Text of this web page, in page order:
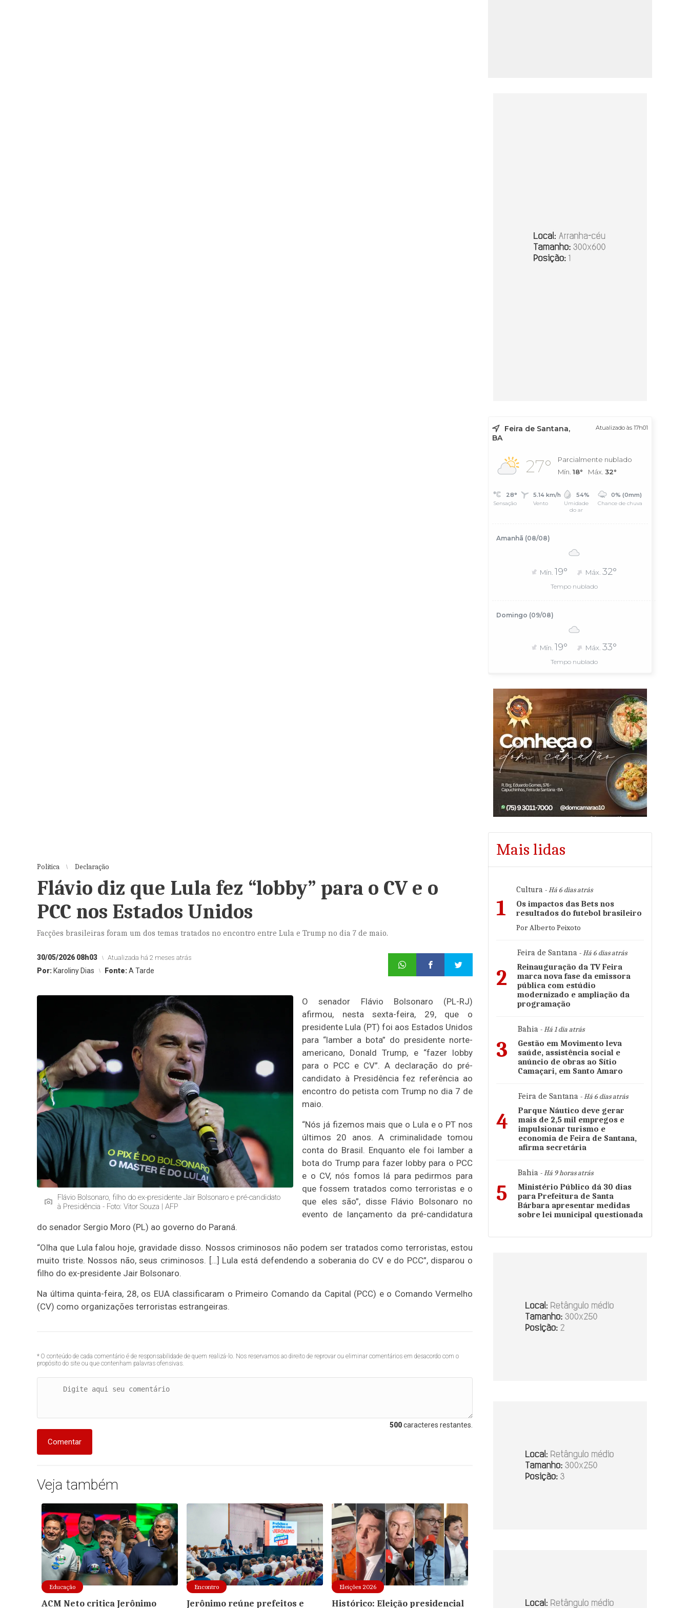
Política Declaração
Flávio diz que Lula fez “lobby” para o CV e o
PCC nos Estados Unidos
Facções brasileiras foram um dos temas tratados no encontro entre Lula e Trump no dia 7 de maio.
30/05/2026 08h03 Atualizada há 2 meses atrás
Por: Karoliny Dias Fonte:A Tarde
Flávio Bolsonaro, filho do ex-presidente Jair Bolsonaro e pré-candidato
à Presidência - Foto: Vitor Souza | AFP
O senador Flávio Bolsonaro (PL-RJ)
afirmou, nesta sexta-feira, 29, que o
presidente Lula (PT) foi aos Estados Unidos
para “lamber a bota” do presidente norte-
americano, Donald Trump, e “fazer lobby
para o PCC e CV”. A declaração do pré-
candidato à Presidência fez referência ao
encontro do petista com Trump no dia 7 de
maio.
“Nós já fizemos mais que o Lula e o PT nos
últimos 20 anos. A criminalidade tomou
conta do Brasil. Enquanto ele foi lamber a
bota do Trump para fazer lobby para o PCC
e o CV, nós fomos lá para pedirmos para
que fossem tratados como terroristas e o
que eles são”, disse Flávio Bolsonaro no
evento de lançamento da pré-candidatura
do senador Sergio Moro (PL) ao governo do Paraná.
“Olha que Lula falou hoje, gravidade disso. Nossos criminosos não podem ser tratados como terroristas, estou
muito triste. Nossos não, seus criminosos. […] Lula está defendendo a soberania do CV e do PCC”, disparou o
filho do ex-presidente Jair Bolsonaro.
Na última quinta-feira, 28, os EUA classificaram o Primeiro Comando da Capital (PCC) e o Comando Vermelho
(CV) como organizações terroristas estrangeiras.
* O conteúdo de cada comentário é de responsabilidade de quem realizá-lo. Nos reservamos ao direito de reprovar ou eliminar comentários em desacordo com o
propósito do site ou que contenham palavras ofensivas.
500caracteres restantes.
Comentar
Veja também
Educação
ACM Neto critica Jerônimo
Encontro
Jerônimo reúne prefeitos e
Eleições 2026
Histórico: Eleição presidencial
Feira de Santana,
BA
Atualizado às 17h01
27°
Parcialmente nublado
Mín. 18° Máx. 32°
28°
Sensação
5.14 km/h
Vento
54%
Umidade
do ar
0% (0mm)
Chance de chuva
Amanhã (08/08)
Mín. 19° Máx.32°
Tempo nublado
Domingo (09/08)
Mín. 19° Máx.33°
Tempo nublado
Mais lidas
1
Cultura - Há 6 dias atrás
Os impactos das Bets nos
resultados do futebol brasileiro
Por Alberto Peixoto
2
Feira de Santana - Há 6 dias atrás
Reinauguração da TV Feira
marca nova fase da emissora
pública com estúdio
modernizado e ampliação da
programação
3
Bahia - Há 1 dia atrás
Gestão em Movimento leva
saúde, assistência social e
anúncio de obras ao Sítio
Camaçari, em Santo Amaro
4
Feira de Santana - Há 6 dias atrás
Parque Náutico deve gerar
mais de 2,5 mil empregos e
impulsionar turismo e
economia de Feira de Santana,
afirma secretária
5
Bahia - Há 9 horas atrás
Ministério Público dá 30 dias
para Prefeitura de Santa
Bárbara apresentar medidas
sobre lei municipal questionada